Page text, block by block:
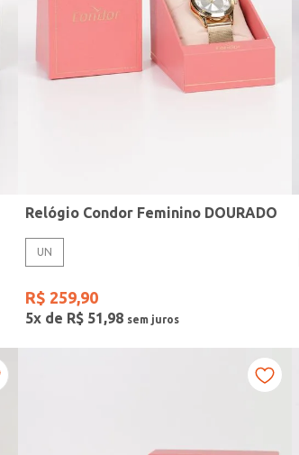
Relógio Condor Feminino DOURADO
UN
R$ 259,90
5x de R$ 51,98